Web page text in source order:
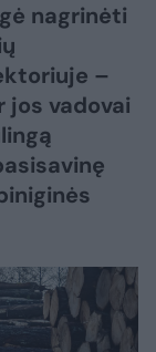
nagrinėti
–
jos vadovai